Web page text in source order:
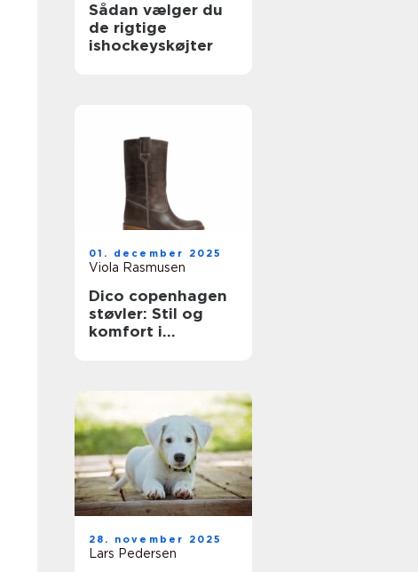
Sådan vælger du
de rigtige
ishockeyskøjter
01. december 2025
Viola Rasmusen
Dico copenhagen
støvler: Stil og
komfort i
28. november 2025
Lars Pedersen